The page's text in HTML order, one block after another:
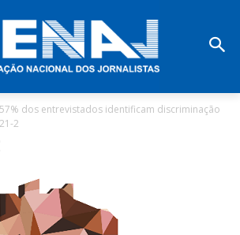
dos entrevistados identificam discriminação
2